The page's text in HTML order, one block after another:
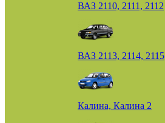
ВАЗ 2110, 2111, 2112
ВАЗ 2113, 2114, 2115
Калина, Калина 2